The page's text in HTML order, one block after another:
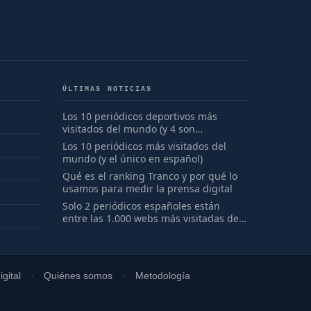
ÚLTIMAS NOTICIAS
Los 10 periódicos deportivos más
visitados del mundo (y 4 son
españoles)
Los 10 periódicos más visitados del
mundo (y el único en español)
Qué es el ranking Tranco y por qué lo
usamos para medir la prensa digital
Solo 2 periódicos españoles están
entre las 1.000 webs más visitadas del
Quiénes somos Metodología